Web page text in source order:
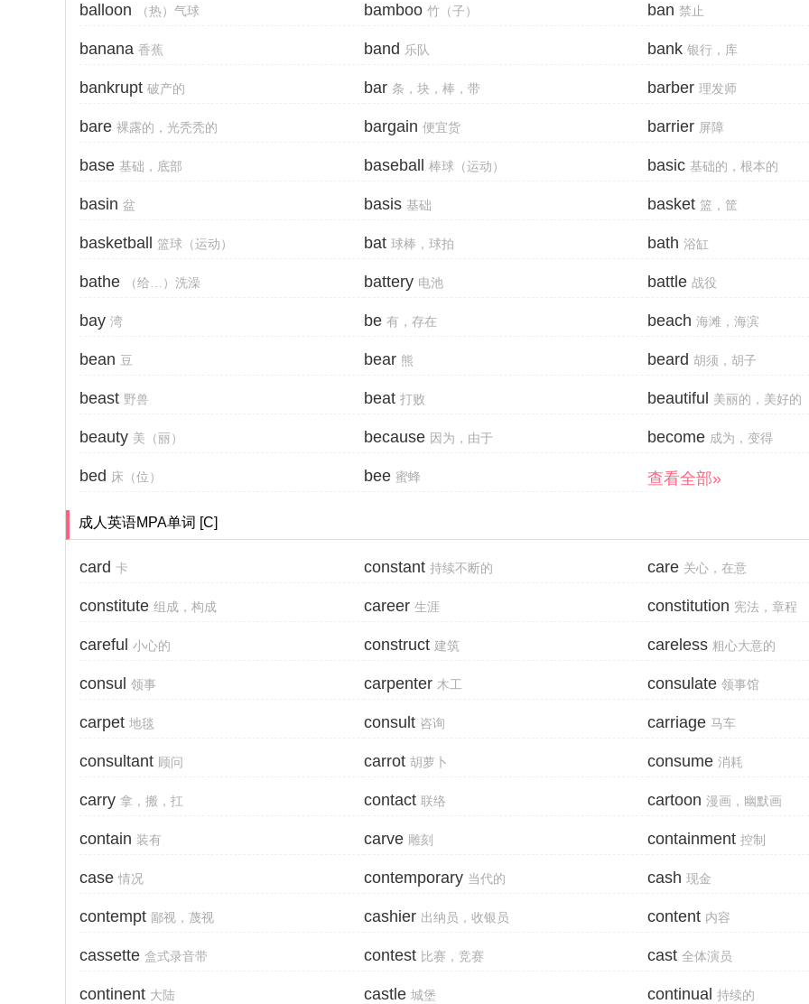
balloon （热）气球 bamboo 竹（子） ban 禁止
banana 香蕉 band 乐队 bank 银行，库
bankrupt 破产的 bar 条，块，棒，带 barber 理发师
bare 裸露的，光秃秃的 bargain 便宜货 barrier 屏障
base 基础，底部 baseball 棒球（运动） basic 基础的，根本的
basin 盆 basis 基础 basket 篮，筐
basketball 篮球（运动） bat 球棒，球拍 bath 浴缸
bathe （给…）洗澡 battery 电池 battle 战役
bay 湾 be 有，存在 beach 海滩，海滨
bean 豆 bear 熊 beard 胡须，胡子
beast 野兽 beat 打败 beautiful 美丽的，美好的
beauty 美（丽） because 因为，由于 become 成为，变得
bed 床（位） bee 蜜蜂 查看全部»
成人英语MPA单词 [C]
card 卡 constant 持续不断的 care 关心，在意
constitute 组成，构成 career 生涯 constitution 宪法，章程
careful 小心的 construct 建筑 careless 粗心大意的
consul 领事 carpenter 木工 consulate 领事馆
carpet 地毯 consult 咨询 carriage 马车
consultant 顾问 carrot 胡萝卜 consume 消耗
carry 拿，搬，扛 contact 联络 cartoon 漫画，幽默画
contain 装有 carve 雕刻 containment 控制
case 情况 contemporary 当代的 cash 现金
contempt 鄙视，蔑视 cashier 出纳员，收银员 content 内容
cassette 盒式录音带 contest 比赛，竞赛 cast 全体演员
continent 大陆 castle 城堡 continual 持续的